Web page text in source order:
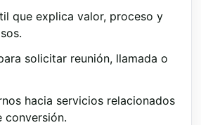
que explica valor, proceso y
solicitar reunión, llamada o
hacia servicios relacionados
conversión.